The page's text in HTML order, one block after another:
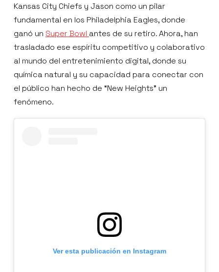
Kansas City Chiefs y Jason como un pilar
fundamental en los Philadelphia Eagles, donde
ganó un Super Bowl antes de su retiro. Ahora, han
trasladado ese espíritu competitivo y colaborativo
al mundo del entretenimiento digital, donde su
química natural y su capacidad para conectar con
el público han hecho de “New Heights” un
fenómeno.
Ver esta publicación en Instagram